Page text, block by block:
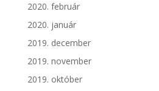
2020. február
2020. január
2019. december
2019. november
2019. október